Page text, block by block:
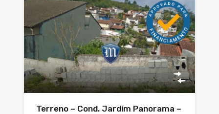
Terreno – Cond. Jardim Panorama –